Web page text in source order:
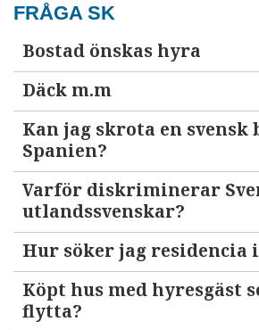
FRÅGA SK
Bostad önskas hyra
Däck m.m
Kan jag skrota en svensk
Spanien?
Varför diskriminerar
utlandssvenskar?
Hur söker jag residencia
Köpt hus med hyresgäst
flytta?